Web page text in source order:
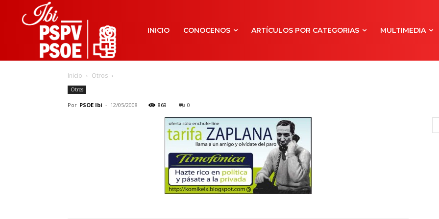
INICIO CONOCENOS ARTÍCULOS POR CATEGORIAS MULTIMEDIA
Inicio Otros
Otros
Por PSOE Ibi - 12/05/2008 869 0